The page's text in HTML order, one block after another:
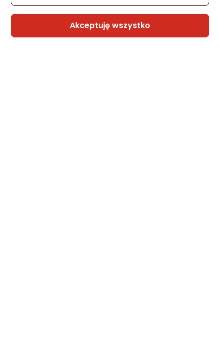
Akceptuję wszystko